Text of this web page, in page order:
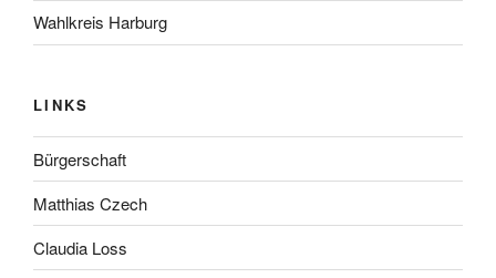
Wahlkreis Harburg
LINKS
Bürgerschaft
Matthias Czech
Claudia Loss